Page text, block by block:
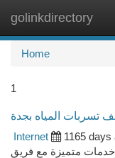
golinkdirectory
Home
1
المياه بجدة
Internet
1165 days
متميزة مع فريق